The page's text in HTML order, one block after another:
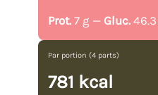
Prot. 7 g — Gluc.
Par portion (4 parts)
781 kcal